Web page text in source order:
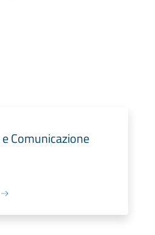
Comunicazione